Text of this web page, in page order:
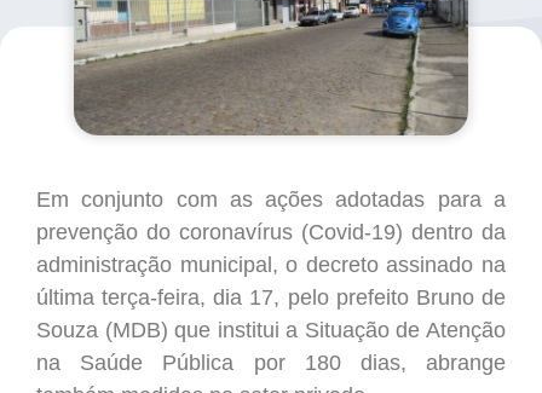
Em conjunto com as ações adotadas para a
prevenção do coronavírus (Covid-19) dentro da
administração municipal, o decretoassinado na
última terça-feira, dia 17, pelo prefeito Bruno de
Souza (MDB)que institui a Situação de Atenção
na Saúde Pública por 180 dias,abrange